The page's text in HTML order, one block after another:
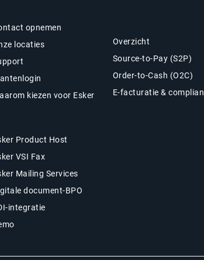
opnemen
locaties
kiezen voor Esker
Overzicht
Source-to-Pay (S2P)
Order-to-Cash (O2C)
E-facturatie &
Product Host
VSI Fax
Mailing Services
document-BPO
integratie